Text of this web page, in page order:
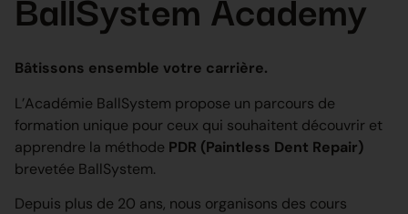
Bâtissons ensemble votre carrière.
L’Académie BallSystem propose un parcours de
formation unique pour ceux qui souhaitent découvrir et
apprendre la méthode PDR (Paintless Dent Repair)
brevetée BallSystem.
Depuis plus de 20 ans, nous organisons des cours